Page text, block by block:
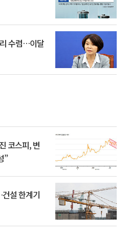
수렴…이달
코스피, 변
”
설 한계기